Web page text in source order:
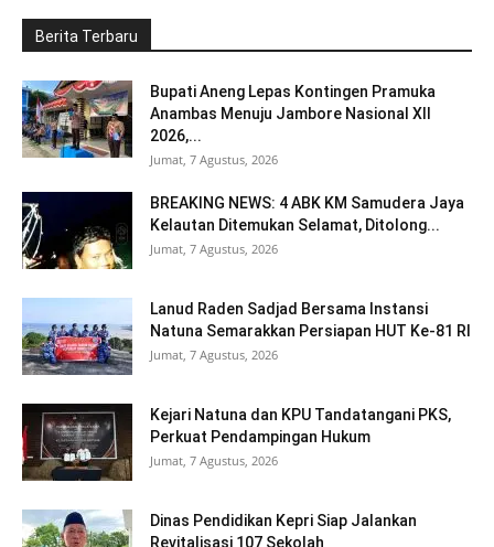
Berita Terbaru
Bupati Aneng Lepas Kontingen Pramuka
Anambas Menuju Jambore Nasional XII
2026,...
Jumat, 7 Agustus, 2026
BREAKING NEWS: 4 ABK KM Samudera Jaya
Kelautan Ditemukan Selamat, Ditolong...
Jumat, 7 Agustus, 2026
Lanud Raden Sadjad Bersama Instansi
Natuna Semarakkan Persiapan HUT Ke-81 RI
Jumat, 7 Agustus, 2026
Kejari Natuna dan KPU Tandatangani PKS,
Perkuat Pendampingan Hukum
Jumat, 7 Agustus, 2026
Dinas Pendidikan Kepri Siap Jalankan
Revitalisasi 107 Sekolah